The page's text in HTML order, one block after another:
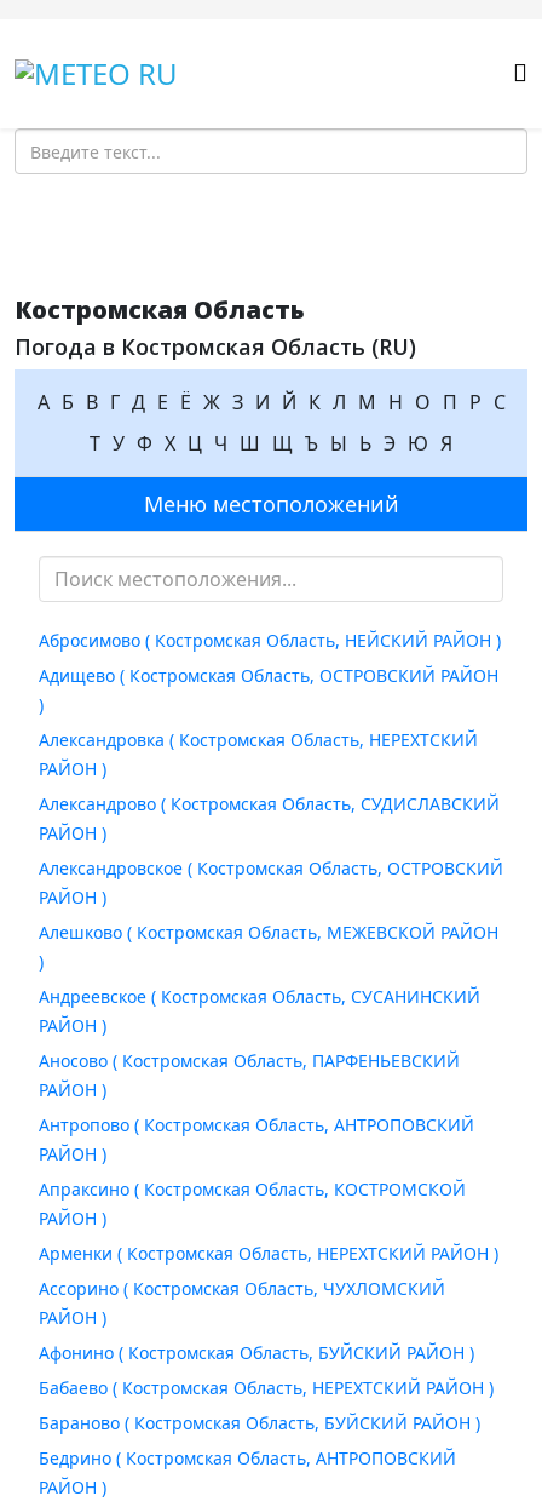
Поиск
Костромская Область
Погода в Костромская Область (RU)
А Б В Г Д Е Ё Ж З И Й К Л М Н О П Р С
Т У Ф Х Ц Ч Ш Щ Ъ Ы Ь Э Ю Я
Меню местоположений
Абросимово ( Костромская Область, НЕЙСКИЙ РАЙОН )
Адищево ( Костромская Область, ОСТРОВСКИЙ РАЙОН
)
Александровка ( Костромская Область, НЕРЕХТСКИЙ
РАЙОН )
Александрово ( Костромская Область, СУДИСЛАВСКИЙ
РАЙОН )
Александровское ( Костромская Область, ОСТРОВСКИЙ
РАЙОН )
Алешково ( Костромская Область, МЕЖЕВСКОЙ РАЙОН
)
Андреевское ( Костромская Область, СУСАНИНСКИЙ
РАЙОН )
Аносово ( Костромская Область, ПАРФЕНЬЕВСКИЙ
РАЙОН )
Антропово ( Костромская Область, АНТРОПОВСКИЙ
РАЙОН )
Апраксино ( Костромская Область, КОСТРОМСКОЙ
РАЙОН )
Арменки ( Костромская Область, НЕРЕХТСКИЙ РАЙОН )
Ассорино ( Костромская Область, ЧУХЛОМСКИЙ
РАЙОН )
Афонино ( Костромская Область, БУЙСКИЙ РАЙОН )
Бабаево ( Костромская Область, НЕРЕХТСКИЙ РАЙОН )
Бараново ( Костромская Область, БУЙСКИЙ РАЙОН )
Бедрино ( Костромская Область, АНТРОПОВСКИЙ
РАЙОН )